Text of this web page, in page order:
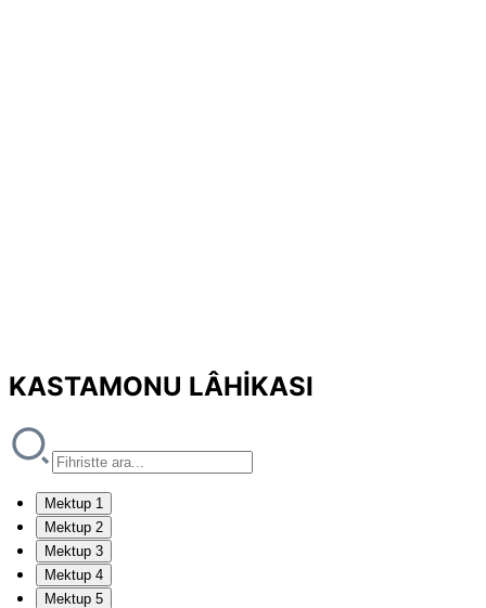
KASTAMONU LÂHİKASI
Mektup 1
Mektup 2
Mektup 3
Mektup 4
Mektup 5